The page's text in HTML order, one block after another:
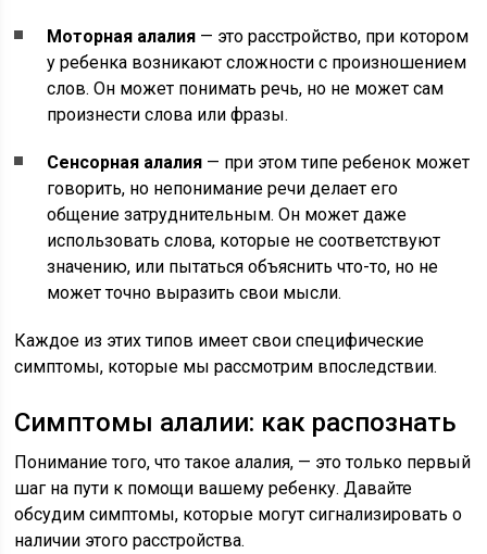
Моторная алалия — это расстройство, при котором
у ребенка возникают сложности с произношением
слов. Он может понимать речь, но не может сам
произнести слова или фразы.
Сенсорная алалия — при этом типе ребенок может
говорить, но непонимание речи делает его
общение затруднительным. Он может даже
использовать слова, которые не соответствуют
значению, или пытаться объяснить что-то, но не
может точно выразить свои мысли.
Каждое из этих типов имеет свои специфические
симптомы, которые мы рассмотрим впоследствии.
Симптомы алалии: как распознать
Понимание того, что такое алалия, — это только первый
шаг на пути к помощи вашему ребенку. Давайте
обсудим симптомы, которые могут сигнализировать о
наличии этого расстройства.